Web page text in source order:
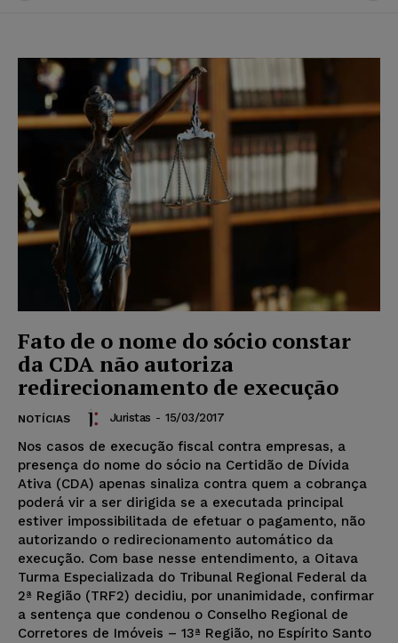
Fato de o nome do sócio constar
da CDA não autoriza
redirecionamento de execução
NOTÍCIAS Juristas - 15/03/2017
Nos casos de execução fiscal contra empresas, a
presença do nome do sócio na Certidão de Dívida
Ativa (CDA) apenas sinaliza contra quem a cobrança
poderá vir a ser dirigida se a executada principal
estiver impossibilitada de efetuar o pagamento, não
autorizando o redirecionamento automático da
execução. Com base nesse entendimento, a Oitava
Turma Especializada do Tribunal Regional Federal da
2ª Região (TRF2) decidiu, por unanimidade, confirmar
a sentença que condenou o Conselho Regional de
Corretores de Imóveis – 13ª Região, no Espírito Santo